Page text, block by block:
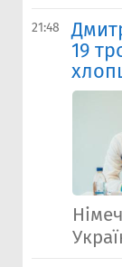
21:48
19